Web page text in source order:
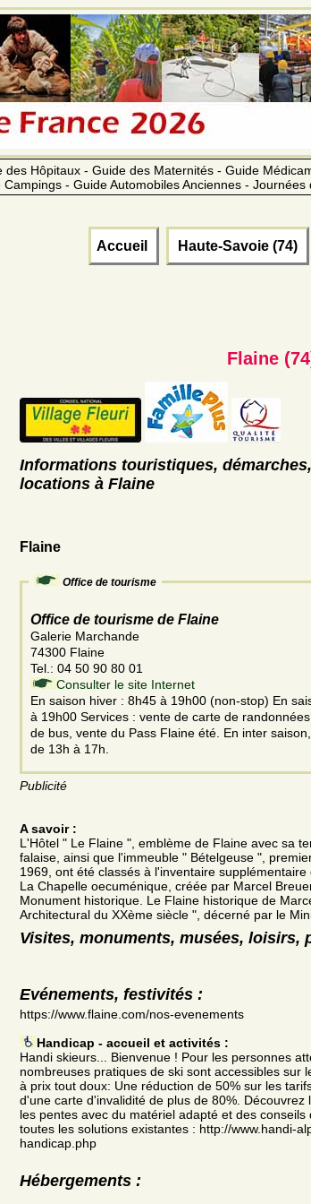
Hôpitaux - Guide des Maternités - Guide
- Guide Automobiles Anciennes - Journées
Accueil Haute-Savoie (74)
Flaine
Informations touristiques,
locations à Flaine
Flaine
Office de tourisme
Office de tourisme de Flaine
Galerie Marchande
74300 Flaine
Tel.: 04 50 90 80 01
Consulter le site Internet
En saison hiver : 8h45 à 19h00 (non-stop) En
à 19h00 Services : vente de carte de
de bus, vente du Pass Flaine été. En inter
de 13h à 17h.
Publicité
A savoir :
L'Hôtel " Le Flaine ", emblème de Flaine avec sa
falaise, ainsi que l'immeuble " Bételgeuse ",
1969, ont été classés à l'inventaire supplémentaire
La Chapelle oecuménique, créée par Marcel
Monument historique. Le Flaine historique de
Architectural du XXème siècle ", décerné par le
Visites, monuments, musées, loisirs,
Evénements, festivités :
https://www.flaine.com/nos-evenements
Handicap - accueil et activités :
Handi skieurs... Bienvenue ! Pour les personnes
nombreuses pratiques de ski sont accessibles sur
à prix tout doux: Une réduction de 50% sur les
d'une carte d'invalidité de plus de 80%.
les pentes avec du matériel adapté et des
toutes les solutions existantes : http://www.handi-
handicap.php
Hébergements :